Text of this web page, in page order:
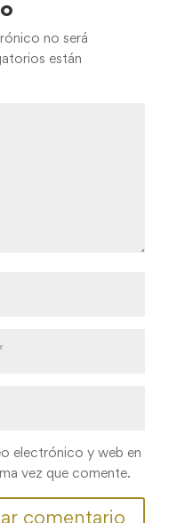
no será
están
electrónico y web en
vez que comente.